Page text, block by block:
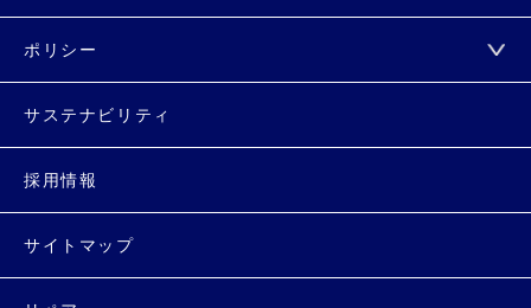
ポリシー
サステナビリティ
採用情報
サイトマップ